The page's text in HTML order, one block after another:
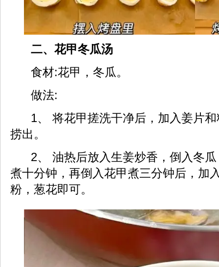
二、花甲冬瓜汤
食材:花甲，冬瓜。
做法:
1、 将花甲搓洗干净后，加入姜片
捞出。
2、 油热后放入生姜炒香，倒入冬
煮十分钟，再倒入花甲煮三分钟后，加
粉，葱花即可。